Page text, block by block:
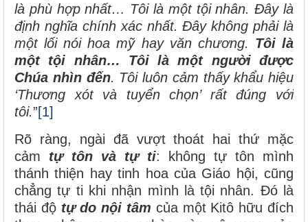
là phù hợp nhất… Tôi là một tội nhân. Đây là
định nghĩa chính xác nhất. Đây không phải là
một lối nói hoa mỹ hay văn chương. Tôi là
một tội nhân… Tôi là một người được
Chúa nhìn đến. Tôi luôn cảm thấy khẩu hiệu
‘Thương xót và tuyển chọn’ rất đúng với
tôi.”[1]
Rõ ràng, ngài đã vượt thoát hai thứ mặc
cảm tự tôn và tự ti: không tự tôn mình
thánh thiện hay tinh hoa của Giáo hội, cũng
chẳng tự ti khi nhận mình là tội nhân. Đó là
thái độ tự do nội tâm của một Kitô hữu đích